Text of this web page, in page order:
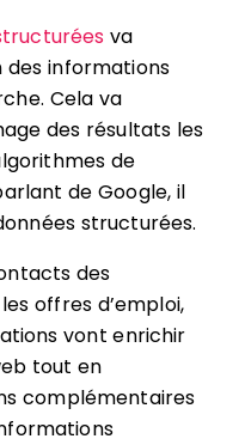
va
informations
Cela va
des résultats les
de
de Google, il
structurées.
des
offres d’emploi,
vont enrichir
tout en
complémentaires